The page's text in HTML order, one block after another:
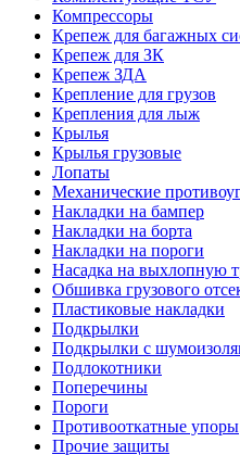
Компрессоры
Крепеж для багажных
Крепеж для ЗК
Крепеж ЗДА
Крепление для грузов
Крепления для лыж
Крылья
Крылья грузовые
Лопаты
Механические
Накладки на бампер
Накладки на борта
Накладки на пороги
Насадка на выхлопную
Обшивка грузового
Пластиковые накладки
Подкрылки
Подкрылки с
Подлокотники
Поперечины
Пороги
Противооткатные упоры
Прочие защиты